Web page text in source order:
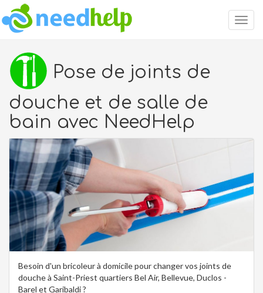
Pose de joints de
douche et de salle de
bain avec NeedHelp
Besoin d'un bricoleur à domicile pour changer vos joints de
douche à Saint-Priest quartiers Bel Air, Bellevue, Duclos -
Barel et Garibaldi ?